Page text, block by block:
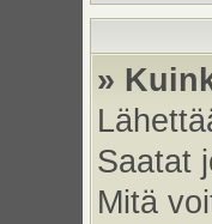
»
Saatat
Mitä